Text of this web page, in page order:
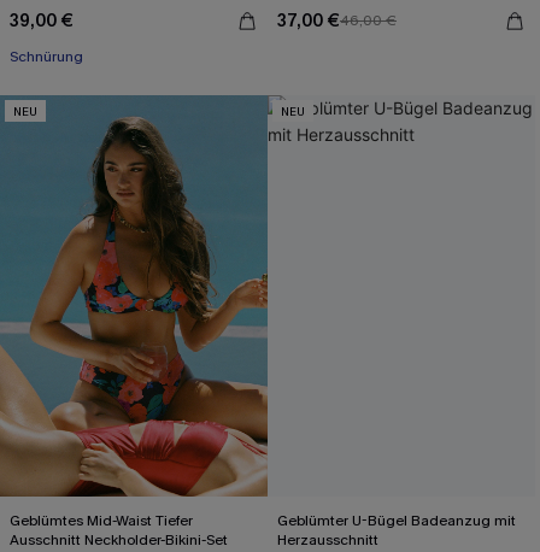
39,00 €
Schnürung
37,00 €46,00 €
NEU
Geblümtes Mid-Waist Tiefer
Ausschnitt Neckholder-Bikini-Set
NEU
Geblümter U-Bügel Badeanzug mit
Herzausschnitt